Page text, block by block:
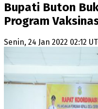
Bupati Buton
Program
Senin, 24 Jan 2022 02:12